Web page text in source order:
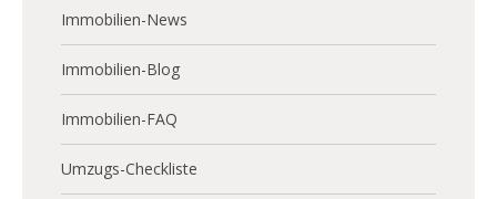
Immobilien-News
Immobilien-Blog
Immobilien-FAQ
Umzugs-Checkliste